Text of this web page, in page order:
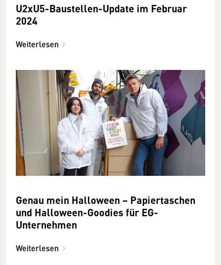
U2xU5-Baustellen-Update im Februar
2024
Weiterlesen
Genau mein Halloween – Papiertaschen
und Halloween-Goodies für EG-
Unternehmen
Weiterlesen